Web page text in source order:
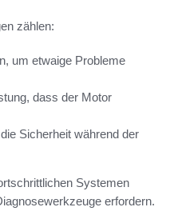
zählen:
um etwaige Probleme
dass der Motor
Sicherheit während der
Systemen
erfordern.